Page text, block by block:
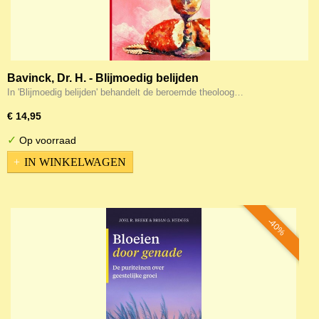
Bavinck, Dr. H. - Blijmoedig belijden
In 'Blijmoedig belijden' behandelt de beroemde theoloog…
€ 14,95
✓ Op voorraad
IN WINKELWAGEN
-40%